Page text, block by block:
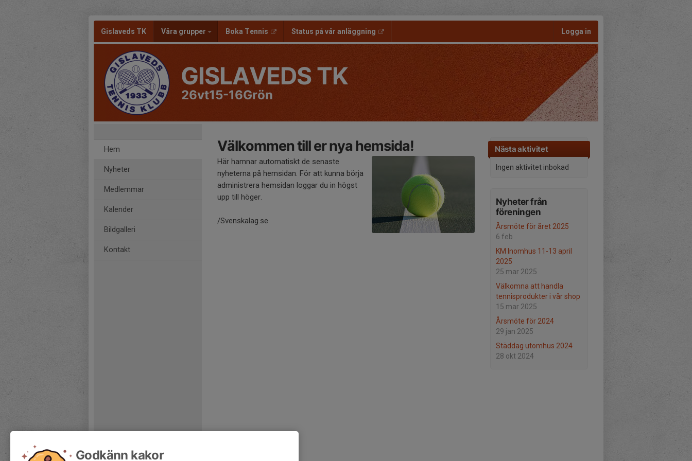
Gislaveds TK Våra grupper Boka Tennis Status på vår anläggning Logga in
GISLAVEDS TK
26vt15-16Grön
Hem
Nyheter
Medlemmar
Kalender
Bildgalleri
Kontakt
Nästa aktivitet
Ingen aktivitet inbokad
Nyheter från
föreningen
Årsmöte för året 2025
6 feb
KM Inomhus 11-13 april
2025
25 mar 2025
Välkomna att handla
tennisprodukter i vår shop
15 mar 2025
Årsmöte för 2024
29 jan 2025
Städdag utomhus 2024
28 okt 2024
Välkommen till er nya hemsida!
Här hamnar automatiskt de senaste
nyheterna på hemsidan. För att kunna börja
administrera hemsidan loggar du in högst
upp till höger.
/Svenskalag.se
Godkänn kakor